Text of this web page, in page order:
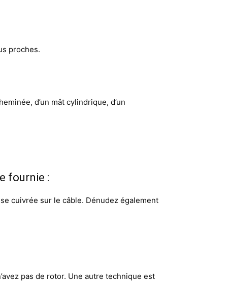
proches.
d’un mât cylindrique, d’un
fournie :
cuivrée sur le câble. Dénudez également
pas de rotor. Une autre technique est